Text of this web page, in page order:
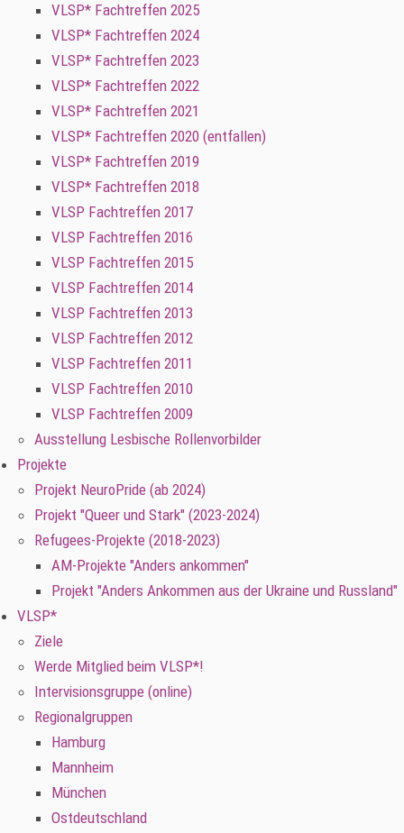
VLSP* Fachtreffen 2025
VLSP* Fachtreffen 2024
VLSP* Fachtreffen 2023
VLSP* Fachtreffen 2022
VLSP* Fachtreffen 2021
VLSP* Fachtreffen 2020 (entfallen)
VLSP* Fachtreffen 2019
VLSP* Fachtreffen 2018
VLSP Fachtreffen 2017
VLSP Fachtreffen 2016
VLSP Fachtreffen 2015
VLSP Fachtreffen 2014
VLSP Fachtreffen 2013
VLSP Fachtreffen 2012
VLSP Fachtreffen 2011
VLSP Fachtreffen 2010
VLSP Fachtreffen 2009
Ausstellung Lesbische Rollenvorbilder
Projekte
Projekt NeuroPride (ab 2024)
Projekt "Queer und Stark" (2023-2024)
Refugees-Projekte (2018-2023)
AM-Projekte "Anders ankommen"
Projekt "Anders Ankommen aus der Ukraine und Russland"
VLSP*
Ziele
Werde Mitglied beim VLSP*!
Intervisionsgruppe (online)
Regionalgruppen
Hamburg
Mannheim
München
Ostdeutschland